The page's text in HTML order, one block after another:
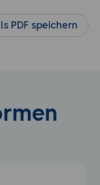
PDF speichern